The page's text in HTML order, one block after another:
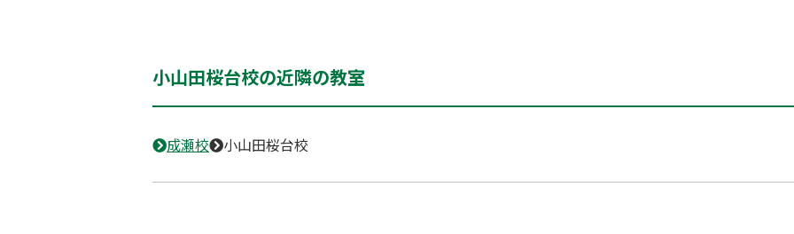
小山田桜台校の近隣の教室
成瀬校 小山田桜台校